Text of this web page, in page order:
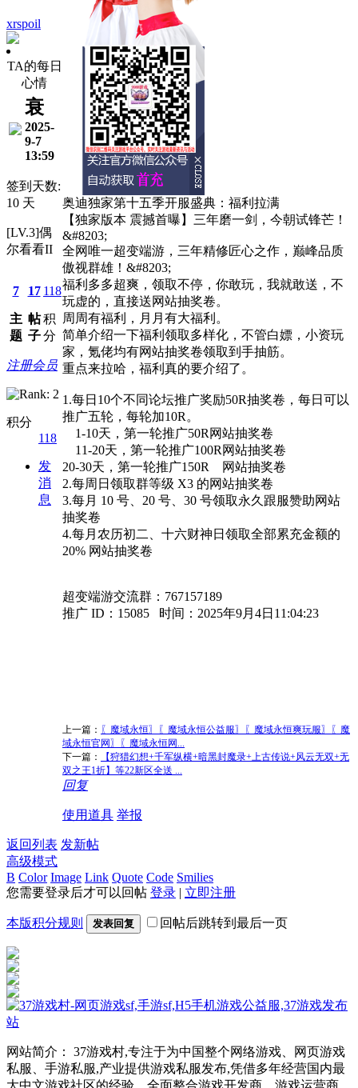
xrspoil
TA的每日
心情
衰
2025-
9-7
13:59
签到天数:
10 天
[LV.3]偶
尔看看II
7
主
题
17
帖
子
118
积
分
注册会员
积分
118
发
消
息
奥迪独家第十五季开服盛典：福利拉满
【独家版本 震撼首曝】三年磨一剑，今朝试锋芒！
&#8203;
全网唯一超变端游，三年精修匠心之作，巅峰品质
傲视群雄！&#8203;
福利多多超爽，领取不停，你敢玩，我就敢送，不
玩虚的，直接送网站抽奖卷。
周周有福利，月月有大福利。
简单介绍一下福利领取多样化，不管白嫖，小资玩
家，氪佬均有网站抽奖卷领取到手抽筋。
重点来拉哈，福利真的要介绍了。
1.每日10个不同论坛推广奖励50R抽奖卷，每日可以
推广五轮，每轮加10R。
1-10天，第一轮推广50R网站抽奖卷
11-20天，第一轮推广100R网站抽奖卷
20-30天，第一轮推广150R 网站抽奖卷
2.每周日领取群等级 X3 的网站抽奖卷
3.每月 10 号、20 号、30 号领取永久跟服赞助网站
抽奖卷
4.每月农历初二、十六财神日领取全部累充金额的
20% 网站抽奖卷
超变端游交流群：767157189
推广 ID：15085 时间：2025年9月4日11:04:23
上一篇： 〖魔域永恒〗〖魔域永恒公益服〗〖魔域永恒爽玩服〗〖魔
域永恒官网〗〖魔域永恒网...
下一篇：
【狩猎幻想+千军纵横+暗黑封魔录+上古传说+风云无双+无
双之王1折】等22新区全送 ...
回复
使用道具 举报
返回列表 发新帖
高级模式
B Color Image Link Quote Code Smilies
您需要登录后才可以回帖 登录 | 立即注册
本版积分规则 发表回复 回帖后跳转到最后一页
网站简介： 37游戏村,专注于为中国整个网络游戏、网页游戏
私服、手游私服,产业提供游戏私服发布,凭借多年经营国内最
大中文游戏社区的经验，全面整合游戏开发商、游戏运营商、